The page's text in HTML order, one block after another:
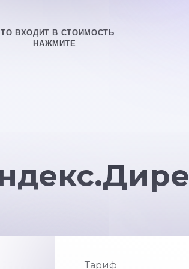
ВХОДИТ В СТОИМОСТЬ
НАЖМИТЕ
Тариф